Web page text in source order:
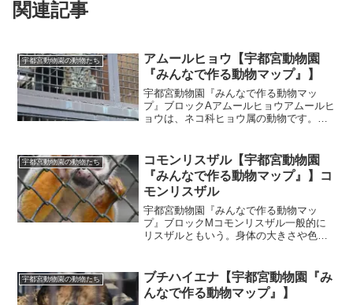
関連記事
宇都宮動物園の動物たち
アムールヒョウ【宇都宮動物園
『みんなで作る動物マップ』】
宇都宮動物園『みんなで作る動物マッ
プ』ブロックAアムールヒョウアムールヒ
ョウは、ネコ科ヒョウ属の動物です。極
です。ヒョウとしては大型で、体長１～
1.4m、体重40㎏～7...
宇都宮動物園の動物たち
コモンリスザル【宇都宮動物園
『みんなで作る動物マップ』】コ
モンリスザル
宇都宮動物園『みんなで作る動物マッ
プ』ブロックMコモンリスザル一般的に
リスザルともいう。身体の大きさや色が
し、湿地帯や川沿いの森林などの水辺に
近い場所に棲息する。自然界で...
宇都宮動物園の動物たち
ブチハイエナ【宇都宮動物園『み
んなで作る動物マップ』】